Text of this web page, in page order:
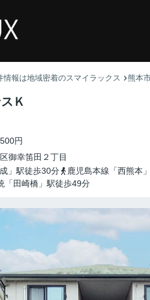
情報は地域密着のスマイラックス 熊本
Ｋ
円
御幸笛田 ２丁目
」駅徒歩30分
鹿児島本線「西熊本
「田崎橋」駅徒歩49分